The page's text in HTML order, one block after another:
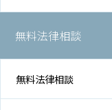
無料法律相談
無料法律相談